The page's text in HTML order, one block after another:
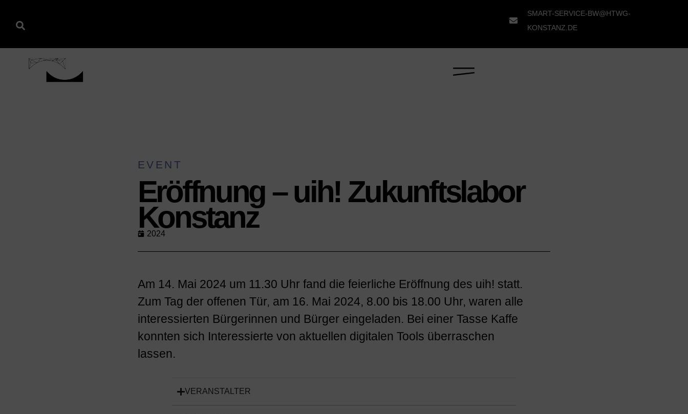
SMART-SERVICE-BW@HTWG-
KONSTANZ.DE
EVENT
Eröffnung – uih! Zukunftslabor
Konstanz
2024
Am 14. Mai 2024 um 11.30 Uhr fand die feierliche Eröffnung des uih! statt.
Zum Tag der offenen Tür, am 16. Mai 2024, 8.00 bis 18.00 Uhr, waren alle
interessierten Bürgerinnen und Bürger eingeladen. Bei einer Tasse Kaffe
konnten sich Interessierte von aktuellen digitalen Tools überraschen
lassen.
VERANSTALTER